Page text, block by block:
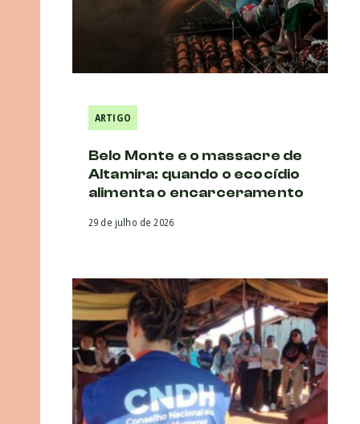
ARTIGO
Belo Monte e o massacre de
Altamira: quando o ecocídio
alimenta o encarceramento
29 de julho de 2026